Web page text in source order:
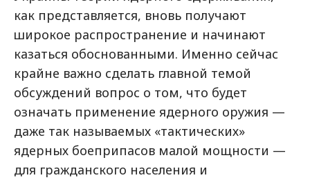
как представляется, вновь получают
широкое распространение и начинают
казаться обоснованными. Именно сейчас
крайне важно сделать главной темой
обсуждений вопрос о том, что будет
означать применение ядерного оружия —
даже так называемых «тактических»
ядерных боеприпасов малой мощности —
для гражданского населения и